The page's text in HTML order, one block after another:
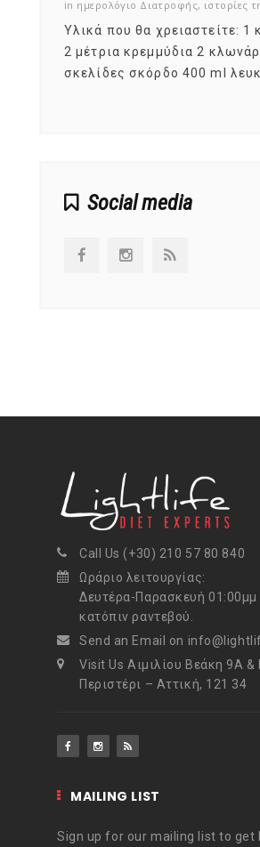
in ημερολόγιο Διατροφής, ιστορίες
Υλικά που θα χρειαστείτε: 1
2 μέτρια κρεμμύδια 2
σκελίδες σκόρδο 400 ml
Social media
Call Us (+30) 210 57 80 840
Ωράριο λειτουργίας:
Δευτέρα-Παρασκευή
κατόπιν ραντεβού.
Send an Email on
Visit Us Αιμιλίου Βεάκη 9Α &
Περιστέρι – Αττική, 121 34
MAILING LIST
Sign up for our mailing list to get